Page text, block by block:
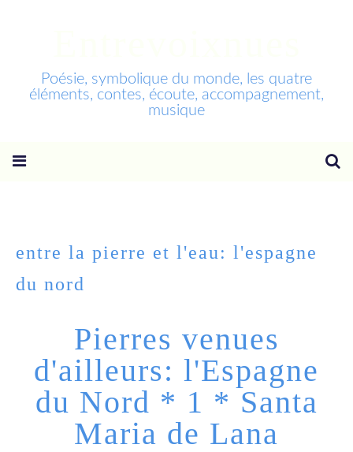
Poésie, symbolique du monde, les quatre
éléments, contes, écoute, accompagnement,
musique
entre la pierre et l'eau: l'espagne
du nord
Pierres venues
d'ailleurs: l'Espagne
du Nord * 1 * Santa
Maria de Lana